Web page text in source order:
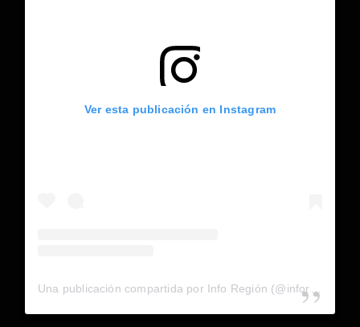
Ver esta publicación en Instagram